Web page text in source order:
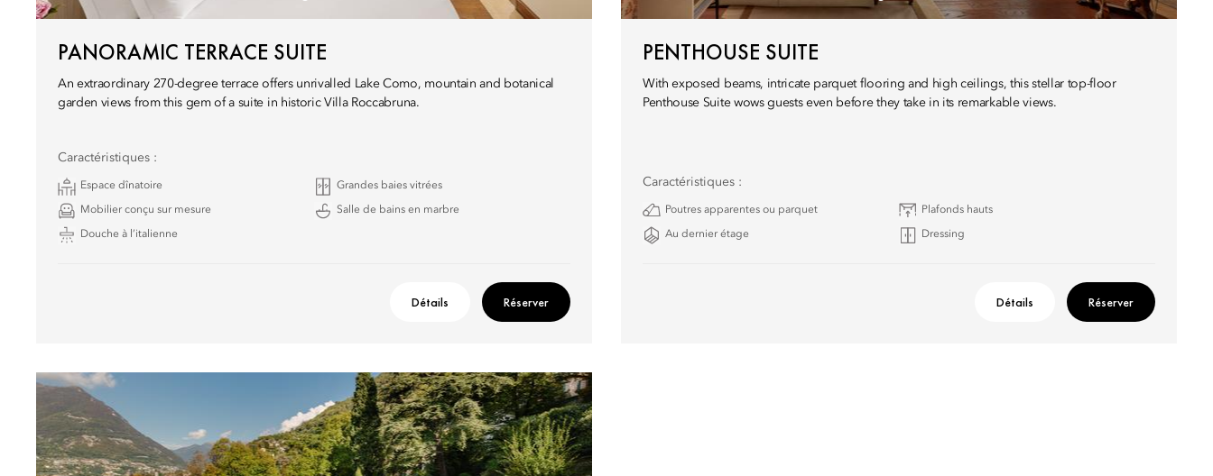
PANORAMIC TERRACE SUITE
An extraordinary 270-degree terrace offers unrivalled Lake Como, mountain and botanical
garden views from this gem of a suite in historic Villa Roccabruna.
Caractéristiques :
Espace dînatoire Grandes baies vitrées
Mobilier conçu sur mesure Salle de bains en marbre
Douche à l’italienne
Détails Réserver
PENTHOUSE SUITE
With exposed beams, intricate parquet flooring and high ceilings, this stellar top-floor
Penthouse Suite wows guests even before they take in its remarkable views.
Caractéristiques :
Poutres apparentes ou parquet Plafonds hauts
Au dernier étage Dressing
Détails Réserver